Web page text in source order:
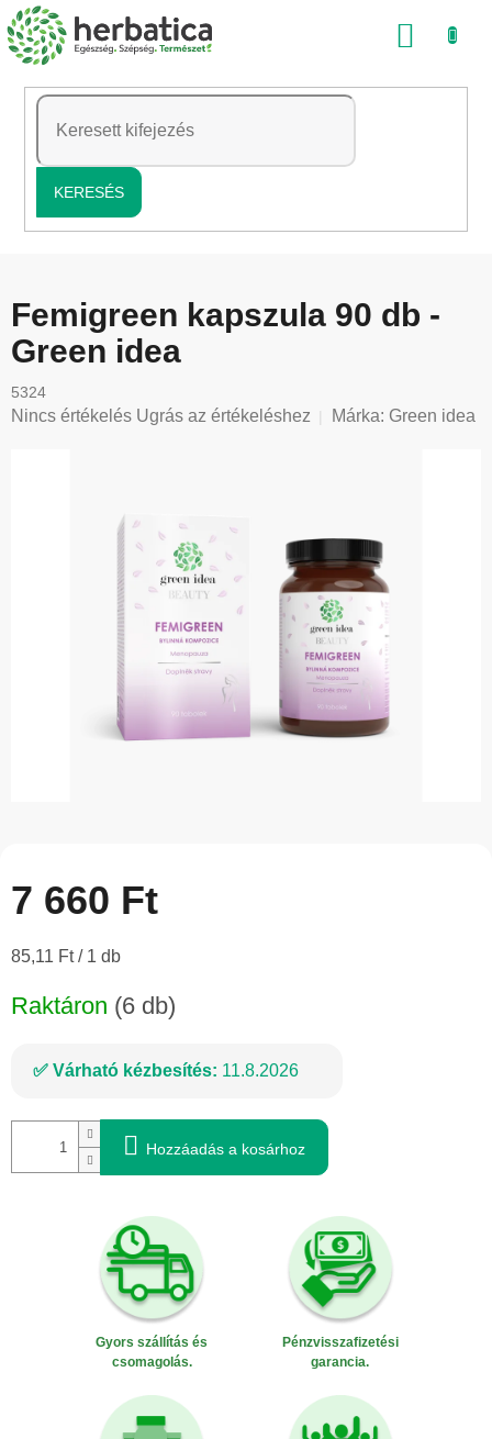
Ugrás
a
tartalomhoz
KERESÉS
Femigreen kapszula 90 db -
Green idea
5324
A
Nincs értékelés Ugrás az értékeléshez Márka: Green idea
7 660 Ft
Egységár:
85,11 Ft / 1 db
Raktáron (6 db)
Várható kézbesítés: 11.8.2026
Hozzáadás a kosárhoz
Gyors szállítás és
csomagolás.
Pénzvisszafizetési
garancia.